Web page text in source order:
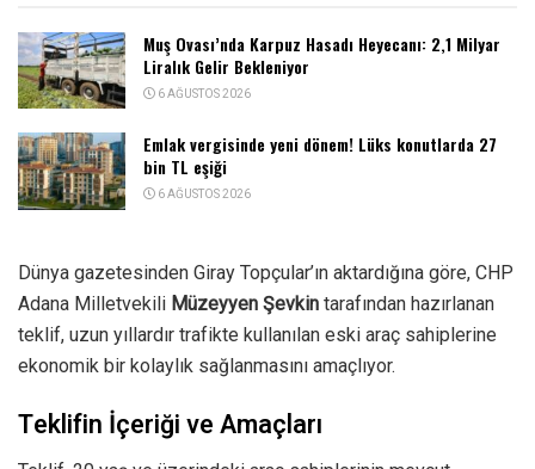
Muş Ovası’nda Karpuz Hasadı Heyecanı: 2,1 Milyar
Liralık Gelir Bekleniyor
6 AĞUSTOS 2026
Emlak vergisinde yeni dönem! Lüks konutlarda 27
bin TL eşiği
6 AĞUSTOS 2026
Dünya gazetesinden Giray Topçular’ın aktardığına göre, CHP
Adana Milletvekili Müzeyyen Şevkin tarafından hazırlanan
teklif, uzun yıllardır trafikte kullanılan eski araç sahiplerine
ekonomik bir kolaylık sağlanmasını amaçlıyor.
Teklifin İçeriği ve Amaçları